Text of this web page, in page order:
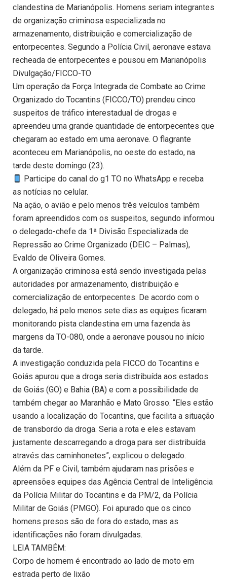
clandestina de Marianópolis. Homens seriam integrantes
de organização criminosa especializada no
armazenamento, distribuição e comercialização de
entorpecentes. Segundo a Polícia Civil, aeronave estava
recheada de entorpecentes e pousou em Marianópolis
Divulgação/FICCO-TO
Um operação da Força Integrada de Combate ao Crime
Organizado do Tocantins (FICCO/TO) prendeu cinco
suspeitos de tráfico interestadual de drogas e
apreendeu uma grande quantidade de entorpecentes que
chegaram ao estado em uma aeronave. O flagrante
aconteceu em Marianópolis, no oeste do estado, na
tarde deste domingo (23).
Participe do canal do g1 TO no WhatsApp e receba
as notícias no celular.
Na ação, o avião e pelo menos três veículos também
foram apreendidos com os suspeitos, segundo informou
o delegado-chefe da 1ª Divisão Especializada de
Repressão ao Crime Organizado (DEIC – Palmas),
Evaldo de Oliveira Gomes.
A organização criminosa está sendo investigada pelas
autoridades por armazenamento, distribuição e
comercialização de entorpecentes. De acordo com o
delegado, há pelo menos sete dias as equipes ficaram
monitorando pista clandestina em uma fazenda às
margens da TO-080, onde a aeronave pousou no início
da tarde.
A investigação conduzida pela FICCO do Tocantins e
Goiás apurou que a droga seria distribuída aos estados
de Goiás (GO) e Bahia (BA) e com a possibilidade de
também chegar ao Maranhão e Mato Grosso. “Eles estão
usando a localização do Tocantins, que facilita a situação
de transbordo da droga. Seria a rota e eles estavam
justamente descarregando a droga para ser distribuída
através das caminhonetes”, explicou o delegado.
Além da PF e Civil, também ajudaram nas prisões e
apreensões equipes das Agência Central de Inteligência
da Polícia Militar do Tocantins e da PM/2, da Polícia
Militar de Goiás (PMGO). Foi apurado que os cinco
homens presos são de fora do estado, mas as
identificações não foram divulgadas.
LEIA TAMBÉM:
Corpo de homem é encontrado ao lado de moto em
estrada perto de lixão